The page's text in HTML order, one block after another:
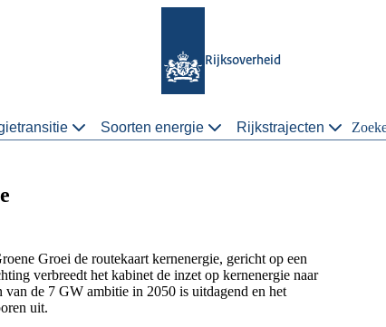
Rijksoverheid
Soorten energie Rijkstrajecten
Groei de routekaart kernenergie, gericht op een
verbreedt het kabinet de inzet op kernenergie naar
de 7 GW ambitie in 2050 is uitdagend en het
uit.